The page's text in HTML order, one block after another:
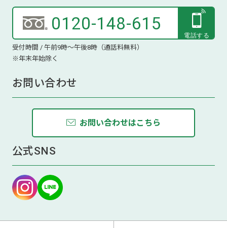
0120-148-615
受付時間 / 午前9時～午後8時（通話料無料）
※年末年始除く
お問い合わせ
お問い合わせはこちら
公式SNS